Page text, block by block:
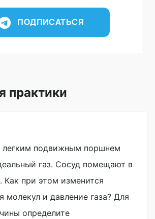
ПОДПИСАТЬСЯ
практики
легким подвижным поршнем
газ. Сосуд помещают в
Как при этом изменится
молекул и давление газа? Для
определите